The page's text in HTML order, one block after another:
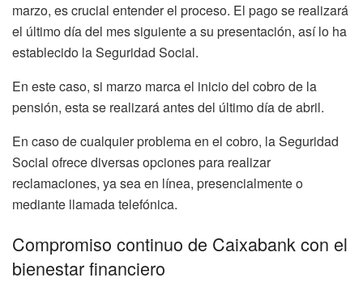
marzo, es crucial entender el proceso. El pago se realizará
el último día del mes siguiente a su presentación, así lo ha
establecido la Seguridad Social.
En este caso, si marzo marca el inicio del cobro de la
pensión, esta se realizará antes del último día de abril.
En caso de cualquier problema en el cobro, la Seguridad
Social ofrece diversas opciones para realizar
reclamaciones, ya sea en línea, presencialmente o
mediante llamada telefónica.
Compromiso continuo de Caixabank con el
bienestar financiero